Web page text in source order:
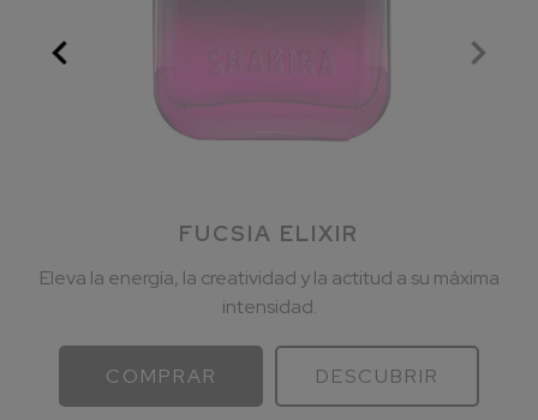
FUCSIA ELIXIR
Eleva la energía, la creatividad y la actitud a su máxima
intensidad.
COMPRAR DESCUBRIR